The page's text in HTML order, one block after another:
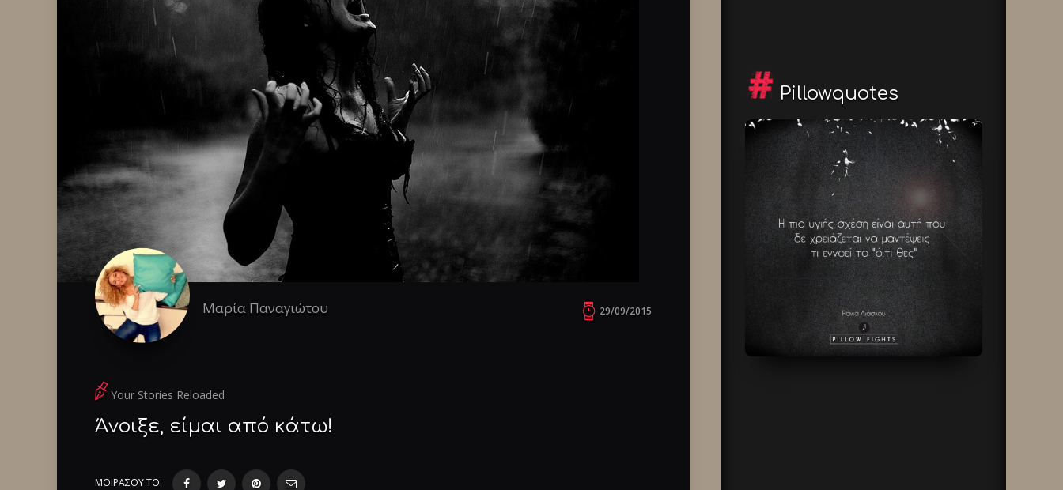
Μαρία Παναγιώτου 29/09/2015
Your Stories Reloaded
Άνοιξε, είμαι από κάτω!
ΜΟΙΡΑΣΟΥ ΤΟ:
Pillowquotes